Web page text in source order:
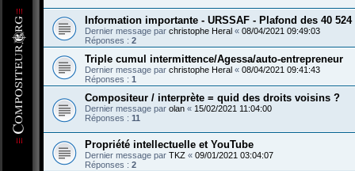
Information importante - URSSAF - Plafond des 40 524
Dernier message par christophe Heral « 08/04/2021 09:49:03
Réponses : 2
Triple cumul intermittence/Agessa/auto-entrepreneur
Dernier message par christophe Heral « 08/04/2021 09:41:43
Réponses : 1
Compositeur / interprète = quid des droits voisins ?
Dernier message par olan « 15/02/2021 11:04:00
Réponses : 11
Propriété intellectuelle et YouTube
Dernier message par TKZ « 09/01/2021 03:04:07
Réponses : 2